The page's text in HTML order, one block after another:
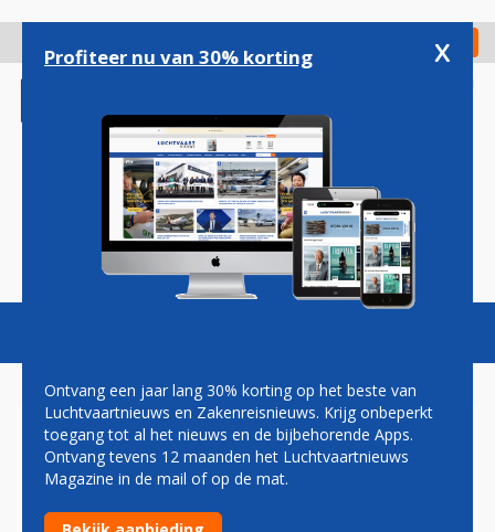
gaan
Check in
Magazine Podcasts Vacatures
TRANSAVIA VERSTERKT
DIRECTIETEAM MET
OPERATIONEEL DIRECTEUR
Profiteer nu van 30% korting x
Ontvang een jaar lang 30% korting op het beste van
Luchtvaartnieuws en Zakenreisnieuws. Krijg onbeperkt
toegang tot al het nieuws en de bijbehorende Apps.
Ontvang tevens 12 maanden het Luchtvaartnieuws
Magazine in de mail of op de mat.